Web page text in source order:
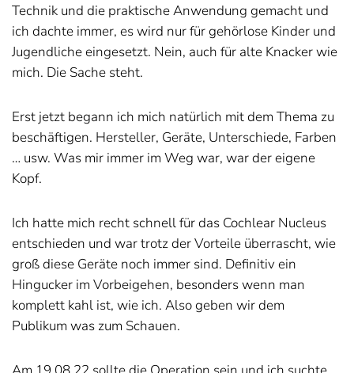
Technik und die praktische Anwendung gemacht und
ich dachte immer, es wird nur für gehörlose Kinder und
Jugendliche eingesetzt. Nein, auch für alte Knacker wie
mich. Die Sache steht.
Erst jetzt begann ich mich natürlich mit dem Thema zu
beschäftigen. Hersteller, Geräte, Unterschiede, Farben
… usw. Was mir immer im Weg war, war der eigene
Kopf.
Ich hatte mich recht schnell für das Cochlear Nucleus
entschieden und war trotz der Vorteile überrascht, wie
groß diese Geräte noch immer sind. Definitiv ein
Hingucker im Vorbeigehen, besonders wenn man
komplett kahl ist, wie ich. Also geben wir dem
Publikum was zum Schauen.